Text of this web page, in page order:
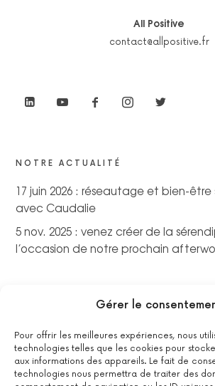
Gérer le
Pour offrir les meilleures expériences, nous
technologies telles que les cookies pour
aux informations des appareils. Le fait de
technologies nous permettra de traiter des
All Positive
contact@allpositive.fr
NOTRE ACTUALITÉ
17 juin 2026 : réseautage et bien-être
avec Caudalie
5 nov. 2025 : venez créer de la
l’occasion de notre prochain